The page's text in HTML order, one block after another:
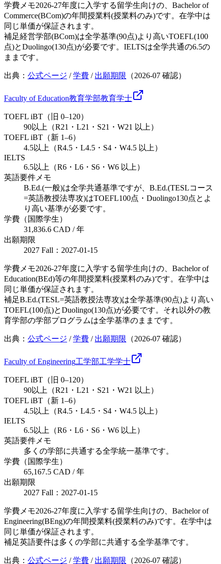
学費メモ2026-27年度に入学する留学生向けの、Bachelor of
Commerce(BCom)の年間授業料(授業料のみ)です。在学中は
同じ単価が保証されます。
補足経営学部(BCom)は全学基準(90点)より高いTOEFL(100
点)とDuolingo(130点)が必要です。IELTSは全学共通の6.5の
ままです。
出典： 公式ページ /学費 / 出願期限 （2026-07 確認）
Faculty of Education教育学部教育学士
TOEFL iBT（旧 0–120）
90以上（R21・L21・S21・W21 以上）
TOEFL iBT（新 1–6）
4.5以上（R4.5・L4.5・S4・W4.5 以上）
IELTS
6.5以上（R6・L6・S6・W6 以上）
英語要件メモ
B.Ed.(一般)は全学共通基準ですが、B.Ed.(TESLコース
=英語教授法専攻)はTOEFL100点・Duolingo130点とよ
り高い基準が必要です。
学費（国際学生）
31,836.6 CAD / 年
出願期限
2027 Fall：2027-01-15
学費メモ2026-27年度に入学する留学生向けの、Bachelor of
Education(BEd)等の年間授業料(授業料のみ)です。在学中は
同じ単価が保証されます。
補足B.Ed.(TESL=英語教授法専攻)は全学基準(90点)より高い
TOEFL(100点)とDuolingo(130点)が必要です。それ以外の教
育学部の学部プログラムは全学基準のままです。
出典： 公式ページ /学費 / 出願期限 （2026-07 確認）
Faculty of Engineering工学部工学学士
TOEFL iBT（旧 0–120）
90以上（R21・L21・S21・W21 以上）
TOEFL iBT（新 1–6）
4.5以上（R4.5・L4.5・S4・W4.5 以上）
IELTS
6.5以上（R6・L6・S6・W6 以上）
英語要件メモ
多くの学部に共通する全学統一基準です。
学費（国際学生）
65,167.5 CAD / 年
出願期限
2027 Fall：2027-01-15
学費メモ2026-27年度に入学する留学生向けの、Bachelor of
Engineering(BEng)の年間授業料(授業料のみ)です。在学中は
同じ単価が保証されます。
補足英語要件は多くの学部に共通する全学基準です。
出典： 公式ページ /学費 / 出願期限 （2026-07 確認）